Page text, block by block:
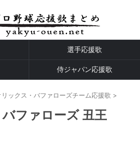
選手応援歌
侍ジャパン応援歌
リックス・バファローズチーム応援歌 >
ファローズ 丑王